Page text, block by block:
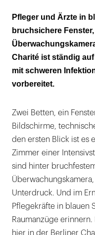
Pfleger und Ärzte in
bruchsichere
Charité ist ständig
mit schweren
vorbereitet.
Zwei Betten, ein
Bildschirme,
den ersten Blick ist es
Zimmer einer
sind hinter
Unterdruck. Und im
Pflegekräfte in blauen
Raumanzüge
hier in der Berliner